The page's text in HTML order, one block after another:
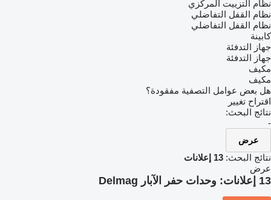
نظام التزييت المركزي
نظام القفل التفاضلي
نظام القفل التفاضلي
كابينة
جهاز التدفئة
جهاز التدفئة
مكيف
مكيف
هل بعض عوامل التصفية مفقودة؟
اقتراح تغيير
نتائج البحث:
-
عرض
نتائج البحث: 13 إعلانات
عرض
13 إعلانات: وحدات حفر الآبار Delmag